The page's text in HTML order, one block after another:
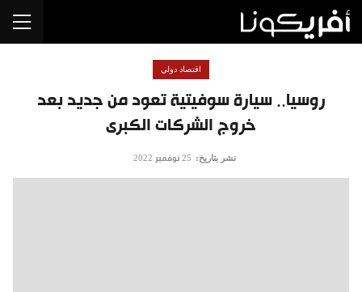
روسيا.. سيارة سوفيتية تعود من جديد بعد
خروج الشركات الكبرى
اقتصاد دولي
نشر بتاريخ: 25 نوفمبر 2022